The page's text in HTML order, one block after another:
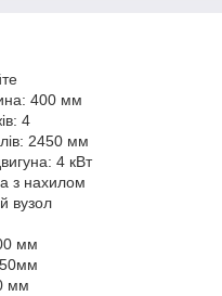
400 мм
4
2450 мм
4 кВт
з нахилом
вузол
мм
мм